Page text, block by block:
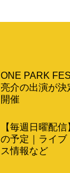
ONE PARK
亮介の出演が決
開催
【毎週日曜配
の予定｜ライブ
ス情報など